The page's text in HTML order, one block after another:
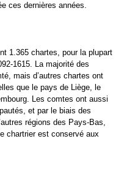
ces dernières années.
1.365 chartes, pour la plupart
1615. La majorité des
mais d’autres chartes ont
que le pays de Liège, le
Les comtes ont aussi
et par le biais des
régions des Pays-Bas,
chartrier est conservé aux